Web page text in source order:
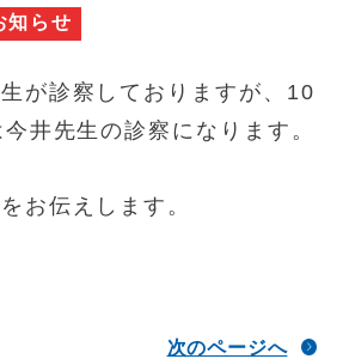
知らせ
が診察しておりますが、10
井先生の診察になります。
お伝えします。
次のページへ